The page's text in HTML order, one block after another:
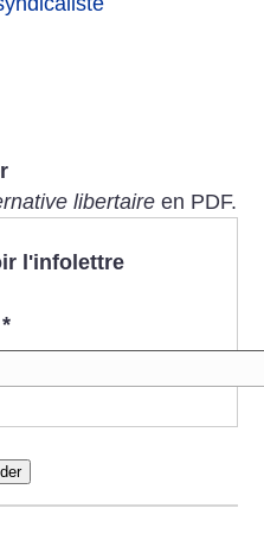
libertaire en PDF.
l'infolettre
*